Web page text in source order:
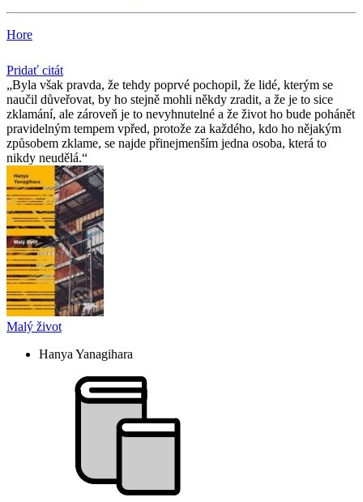
Hore
Pridať citát
Byla však pravda, že tehdy poprvé pochopil, že lidé, kterým se
naučil důveřovat, by ho stejně mohli někdy zradit, a že je to sice
zklamání, ale zároveň je to nevyhnutelné a že život ho bude pohánět
pravidelným tempem vpřed, protože za každého, kdo ho nějakým
způsobem zklame, se najde přinejmenším jedna osoba, která to
nikdy neudělá.
Malý život
Hanya Yanagihara